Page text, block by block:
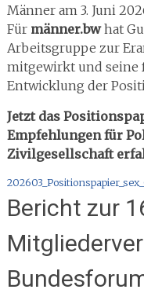
Männer am 3. Juni
Für männer.bwhat
Arbeitsgruppe zur
mitgewirkt und seine
Entwicklung der
Jetzt das
Empfehlungen für
Zivilgesellschaft
Bericht zur